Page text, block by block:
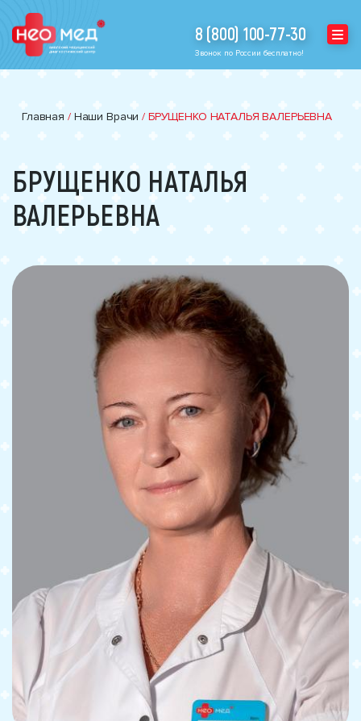
8 (800) 100-77-30
Звонок по России бесплатно!
Главная / Наши Врачи / БРУЩЕНКО НАТАЛЬЯ ВАЛЕРЬЕВНА
БРУЩЕНКО НАТАЛЬЯ
ВАЛЕРЬЕВНА